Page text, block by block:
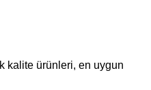
kalite ürünleri, en uygun